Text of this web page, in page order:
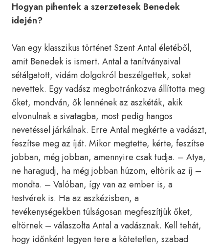
Hogyan pihentek a szerzetesek Benedek
idején?
Van egy klasszikus történet Szent Antal életéből,
amit Benedek is ismert. Antal a tanítványaival
sétálgatott, vidám dolgokról beszélgettek, sokat
nevettek. Egy vadász megbotránkozva állította meg
őket, mondván, ők lennének az aszkéták, akik
elvonulnak a sivatagba, most pedig hangos
nevetéssel járkálnak. Erre Antal megkérte a vadászt,
feszítse meg az íját. Mikor megtette, kérte, feszítse
jobban, még jobban, amennyire csak tudja. – Atya,
ne haragudj, ha még jobban húzom, eltörik az íj –
mondta. – Valóban, így van az ember is, a
testvérek is. Ha az aszkézisben, a
tevékenységekben túlságosan megfeszítjük őket,
eltörnek – válaszolta Antal a vadásznak. Kell tehát,
hogy időnként legyen tere a kötetetlen, szabad